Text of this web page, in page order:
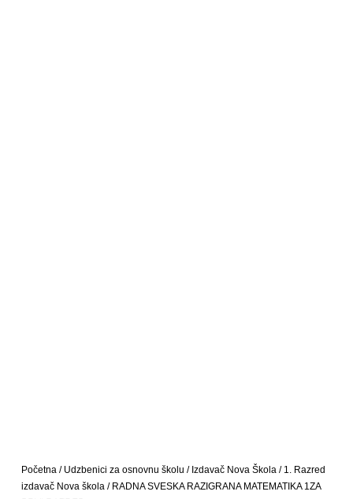
Početna/ Udzbenici za osnovnu školu / Izdavač Nova Škola/ 1. Razred
izdavač Nova škola/ RADNA SVESKA RAZIGRANA MATEMATIKA 1ZA